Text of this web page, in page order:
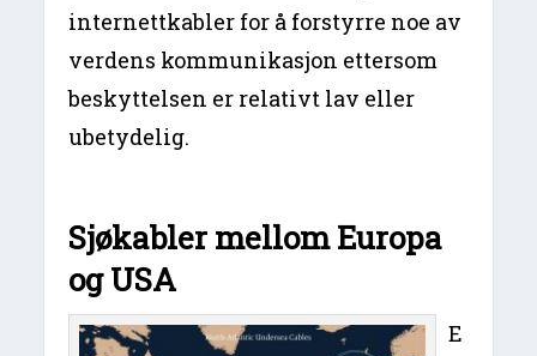
internettkabler for å forstyrre noe av
verdens kommunikasjon ettersom
beskyttelsen er relativt lav eller
ubetydelig.
Sjøkabler mellom Europa
og USA
E